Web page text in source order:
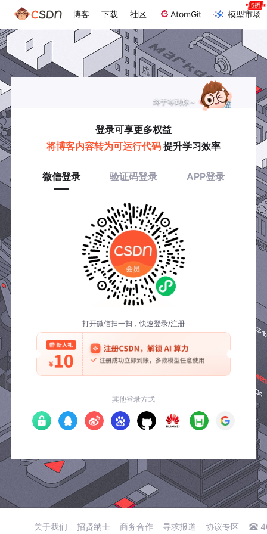
博客 下载 社区 AtomGit 模型市场
终于等到你～
登录可享更多权益
将博客内容转为可运行代码 提升学习效率
微信登录 验证码登录 APP登录
打开微信扫一扫，快速登录/注册
其他登录方式
关于我们 招贤纳士 商务合作 寻求报道 协议专区